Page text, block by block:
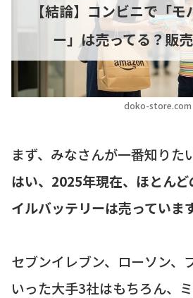
doko-store.com
【結論】コンビニで「
ー」は売ってる？販
まず、みなさんが一番知りた
はい、2025年現在、ほとん
イルバッテリーは売っていま
セブンイレブン、ローソン、
いった大手3社はもちろん、